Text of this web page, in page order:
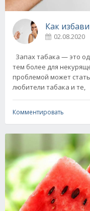
Как
02.08.2020
Запах табака — это
тем более для
проблемой может
любители табака и те,
Комментировать